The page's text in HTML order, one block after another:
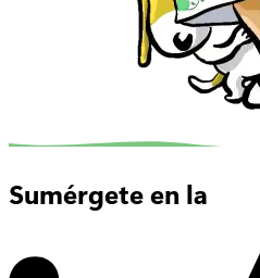
Sumérgete en la